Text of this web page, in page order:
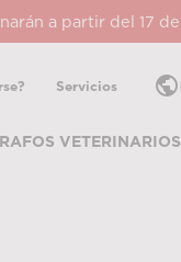
a partir del 17
Servicios public
VETERINARIOS